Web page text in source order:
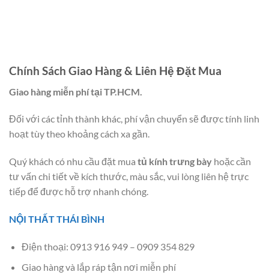
Chính Sách Giao Hàng & Liên Hệ Đặt Mua
Giao hàng miễn phí tại TP.HCM.
Đối với các tỉnh thành khác, phí vận chuyển sẽ được tính linh
hoạt tùy theo khoảng cách xa gần.
Quý khách có nhu cầu đặt mua tủ kính trưng bày hoặc cần
tư vấn chi tiết về kích thước, màu sắc, vui lòng liên hệ trực
tiếp để được hỗ trợ nhanh chóng.
NỘI THẤT THÁI BÌNH
Điện thoại: 0913 916 949 – 0909 354 829
Giao hàng và lắp ráp tận nơi miễn phí